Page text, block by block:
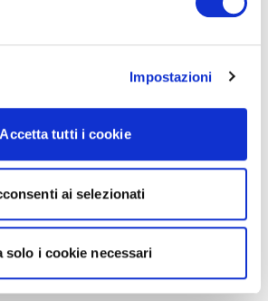
Impostazioni
Accetta tutti i cookie
ai selezionati
solo i cookie necessari